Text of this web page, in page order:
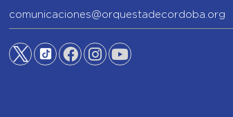
comunicaciones@orquestadecordoba.org